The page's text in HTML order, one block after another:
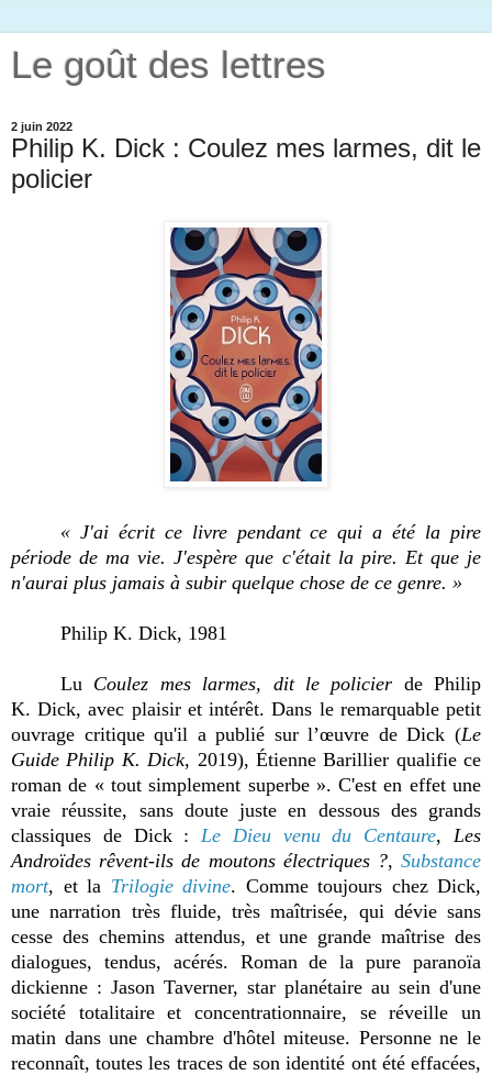
Le goût des lettres
2 juin 2022
Philip K. Dick : Coulez mes larmes, dit le
policier
« J'ai écrit ce livre pendant ce qui a été la pire
période de ma vie. J'espère que c'était la pire. Et que je
n'aurai plus jamais à subir quelque chose de ce genre. »
Philip K. Dick, 1981
Lu Coulez mes larmes, dit le policier de Philip
K. Dick, avec plaisir et intérêt. Dans le remarquable petit
ouvrage critique qu'il a publié sur l’œuvre de Dick (Le
Guide Philip K. Dick, 2019), Étienne Barillier qualifie ce
roman de « tout simplement superbe ». C'est en effet une
vraie réussite, sans doute juste en dessous des grands
classiques de Dick : Le Dieu venu du Centaure, Les
Androïdes rêvent-ils de moutons électriques ?,Substance
mort, et la Trilogie divine. Comme toujours chez Dick,
une narration très fluide, très maîtrisée, qui dévie sans
cesse des chemins attendus, et une grande maîtrise des
dialogues, tendus, acérés. Roman de la pure paranoïa
dickienne : Jason Taverner, star planétaire au sein d'une
société totalitaire et concentrationnaire, se réveille un
matin dans une chambre d'hôtel miteuse. Personne ne le
reconnaît, toutes les traces de son identité ont été effacées,